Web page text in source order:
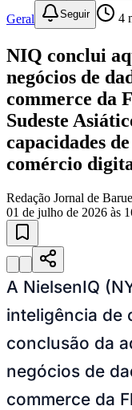
Bairros de Barueri
Selecione sua região
AldeiaAldeia da Serra
JubranBelval Bethaville
VistaCalifórnia
RegiãoCotiaCruz Preta
MilitarItapeviJandira
CalifórniaJardim dos
JulioJardim Líbano
MutingaJardim Paraíso
LuísJardim São Pedro
Tupã
Camargos Parque Imperial
do Bom Jesus
ParnaíbaSilveira
do CondeVila Engenho
EscadaVila Porto
Para Sua Empresa
Anuncie no Portal
Guia de Empresas
Divulgar Vagas
Publicidade Legal
Geral Seguir 4
NIQ conclui
negócios de
commerce da
Sudeste
capacidades
comércio
Redação Jornal de
01 de julho de 2026 às
A NielsenIQ
inteligência de
conclusão da
negócios de
commerce da